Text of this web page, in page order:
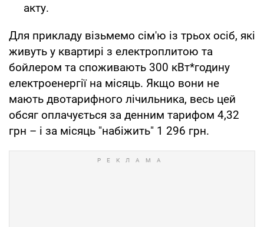
акту.
Для прикладу візьмемо сім'ю із трьох осіб, які
живуть у квартирі з електроплитою та
бойлером та споживають 300 кВт*годину
електроенергії на місяць. Якщо вони не
мають двотарифного лічильника, весь цей
обсяг оплачується за денним тарифом 4,32
грн – і за місяць "набіжить" 1 296 грн.